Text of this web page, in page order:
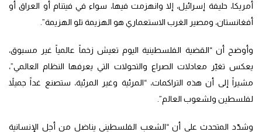
أمريكا، حليفة إسرائيل، إلا وانهزمت فيها، سواء في فيتنام أو العراق أو
أفغانستان، ومصير الغرب الاستعماري هو الهزيمة تلو الهزيمة”.
وأوضح أن “القضية الفلسطينية اليوم تعيش زخماً عالمياً غير مسبوق،
يعكس تغيّر معادلات الصراع والتحولات التي يعرفها النظام العالمي”،
مشيراً إلى أن هذه التراكمات، “المرئية وغير المرئية، ستصنع غداً جميلاً
لفلسطين ولشعوب العالم”.
وشدّد المتحدث على أن “الشعب الفلسطيني يناضل من أجل الإنسانية